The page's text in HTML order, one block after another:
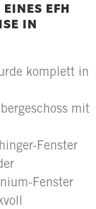
EFH
IN
komplett in
mit
Fenster
Fenster